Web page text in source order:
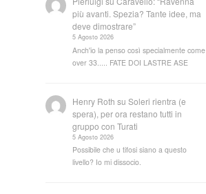
più avanti. Spezia? Tante idee, ma
deve dimostrare”
5 Agosto 2026
Anch'io la penso così specialmente come
over 33..... FATE DOI LASTRE ASE
Henry Roth suSoleri rientra (e
spera), per ora restano tutti in
gruppo con Turati
5 Agosto 2026
Possibile che u tifosi siano a questo
livello? Io mi dissocio.